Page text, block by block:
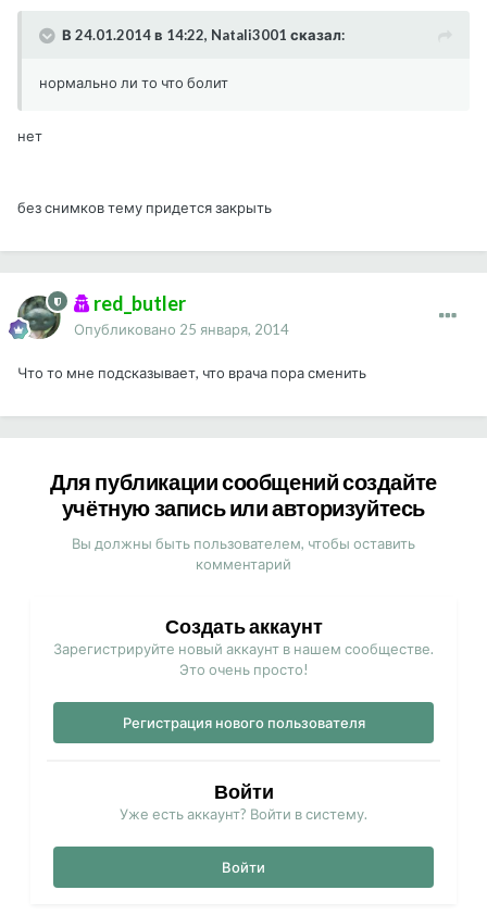
В 24.01.2014 в 14:22, Natali3001 сказал:
нормально ли то что болит
нет
без снимков тему придется закрыть
red_butler
Опубликовано 25 января, 2014
Что то мне подсказывает, что врача пора сменить
Для публикации сообщений создайте
учётную запись или авторизуйтесь
Вы должны быть пользователем, чтобы оставить
комментарий
Создать аккаунт
Зарегистрируйте новый аккаунт в нашем сообществе.
Это очень просто!
Регистрация нового пользователя
Войти
Уже есть аккаунт? Войти в систему.
Войти